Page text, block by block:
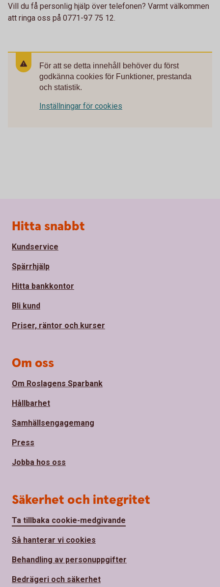
Vill du få personlig hjälp över telefonen? Varmt välkommen
att ringa oss på 0771-97 75 12.
För att se detta innehåll behöver du först
godkänna cookies för Funktioner, prestanda
och statistik.
Inställningar för cookies
Sidfot
Hitta snabbt
Kundservice
Spärrhjälp
Hitta bankkontor
Bli kund
Priser, räntor och kurser
Om oss
Om Roslagens Sparbank
Hållbarhet
Samhällsengagemang
Press
Jobba hos oss
Säkerhet och integritet
Ta tillbaka cookie-medgivande
Så hanterar vi cookies
Behandling av personuppgifter
Bedrägeri och säkerhet